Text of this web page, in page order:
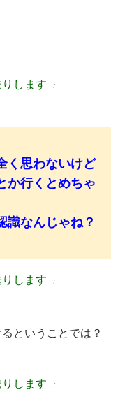
します ：
く思わないけど
か行くとめちゃ
識なんじゃね？
します ：
ということでは？
します ：